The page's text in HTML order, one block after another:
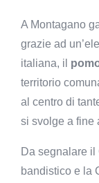
A Montagano
grazie ad
italiana, il
territorio
al centro di
si svolge a fine
Da segnalare
bandistico e la